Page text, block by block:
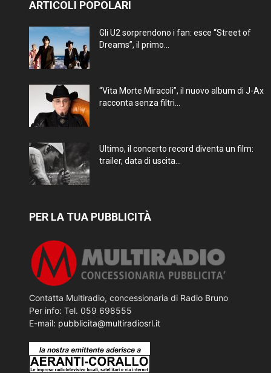
ARTICOLI POPOLARI
Gli U2 sorprendono i fan: esce “Street of
Dreams”, il primo...
“Vita Morte Miracoli”, il nuovo album di J-Ax
racconta senza filtri...
Ultimo, il concerto record diventa un film:
trailer, data di uscita...
PER LA TUA PUBBLICITÀ
Contatta Multiradio, concessionaria di Radio Bruno
Per info: Tel. 059 698555
E-mail: pubblicita@multiradiosrl.it